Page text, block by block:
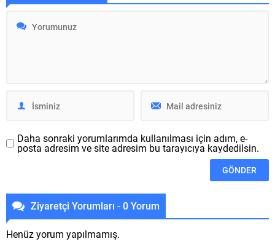
yarıyıl için perdeyi kaldırdı. Bu
faallikte 3000 serisinin yerini
alacak 4000 acelesi ekran
Daha sonraki yorumlarımda kullanılması için adım, e-
posta adresim ve site adresim bu tarayıcıya kaydedilsin.
Ziyaretçi Yorumları - 0 Yorum
Henüz yorum yapılmamış.